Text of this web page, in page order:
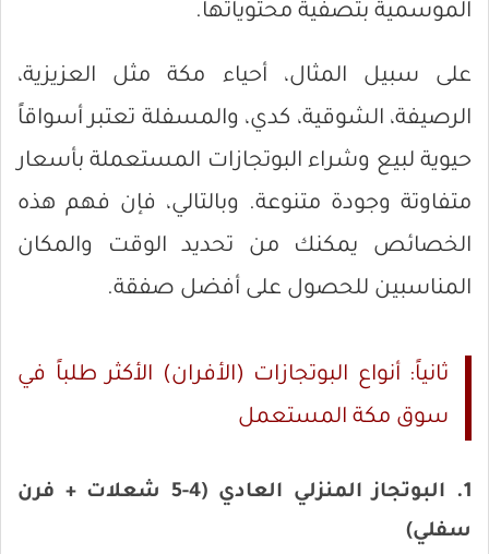
الموسمية بتصفية محتوياتها.
على سبيل المثال، أحياء مكة مثل العزيزية،
الرصيفة، الشوقية، كدي، والمسفلة تعتبر أسواقاً
حيوية لبيع وشراء البوتجازات المستعملة بأسعار
متفاوتة وجودة متنوعة. وبالتالي، فإن فهم هذه
الخصائص يمكنك من تحديد الوقت والمكان
المناسبين للحصول على أفضل صفقة.
ثانياً: أنواع البوتجازات (الأفران) الأكثر طلباً في
سوق مكة المستعمل
1. البوتجاز المنزلي العادي (4-5 شعلات + فرن
سفلي)